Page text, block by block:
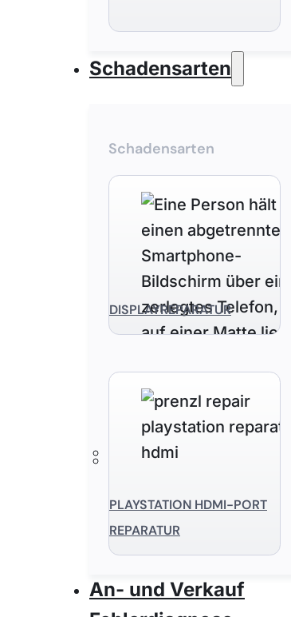
Schadensarten
Schadensarten
DISPLAYREPARATUR
PLAYSTATION HDMI-PORT
REPARATUR
An- und Verkauf